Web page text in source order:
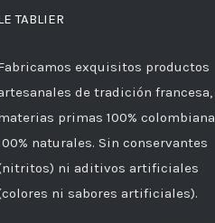
TABLIER
exquisitos productos
de tradición francesa,
primas 100%
naturales. Sin conservantes
ni aditivos artificiales
ni sabores artificiales).